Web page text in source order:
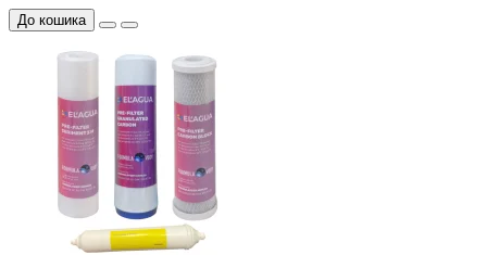
До кошика